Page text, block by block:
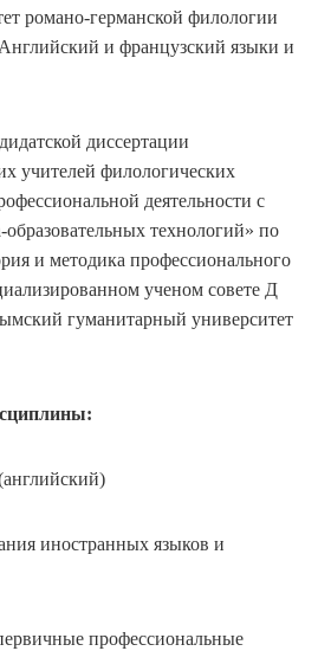
романо-германской филологии
и французский языки и
диссертации
учителей филологических
деятельности с
технологий» по
и методика профессионального
ученом совете Д
гуманитарный университет
иностранных языков и
профессиональные